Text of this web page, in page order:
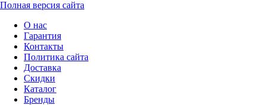
Полная версия сайта
О нас
Гарантия
Контакты
Политика сайта
Доставка
Скидки
Каталог
Бренды